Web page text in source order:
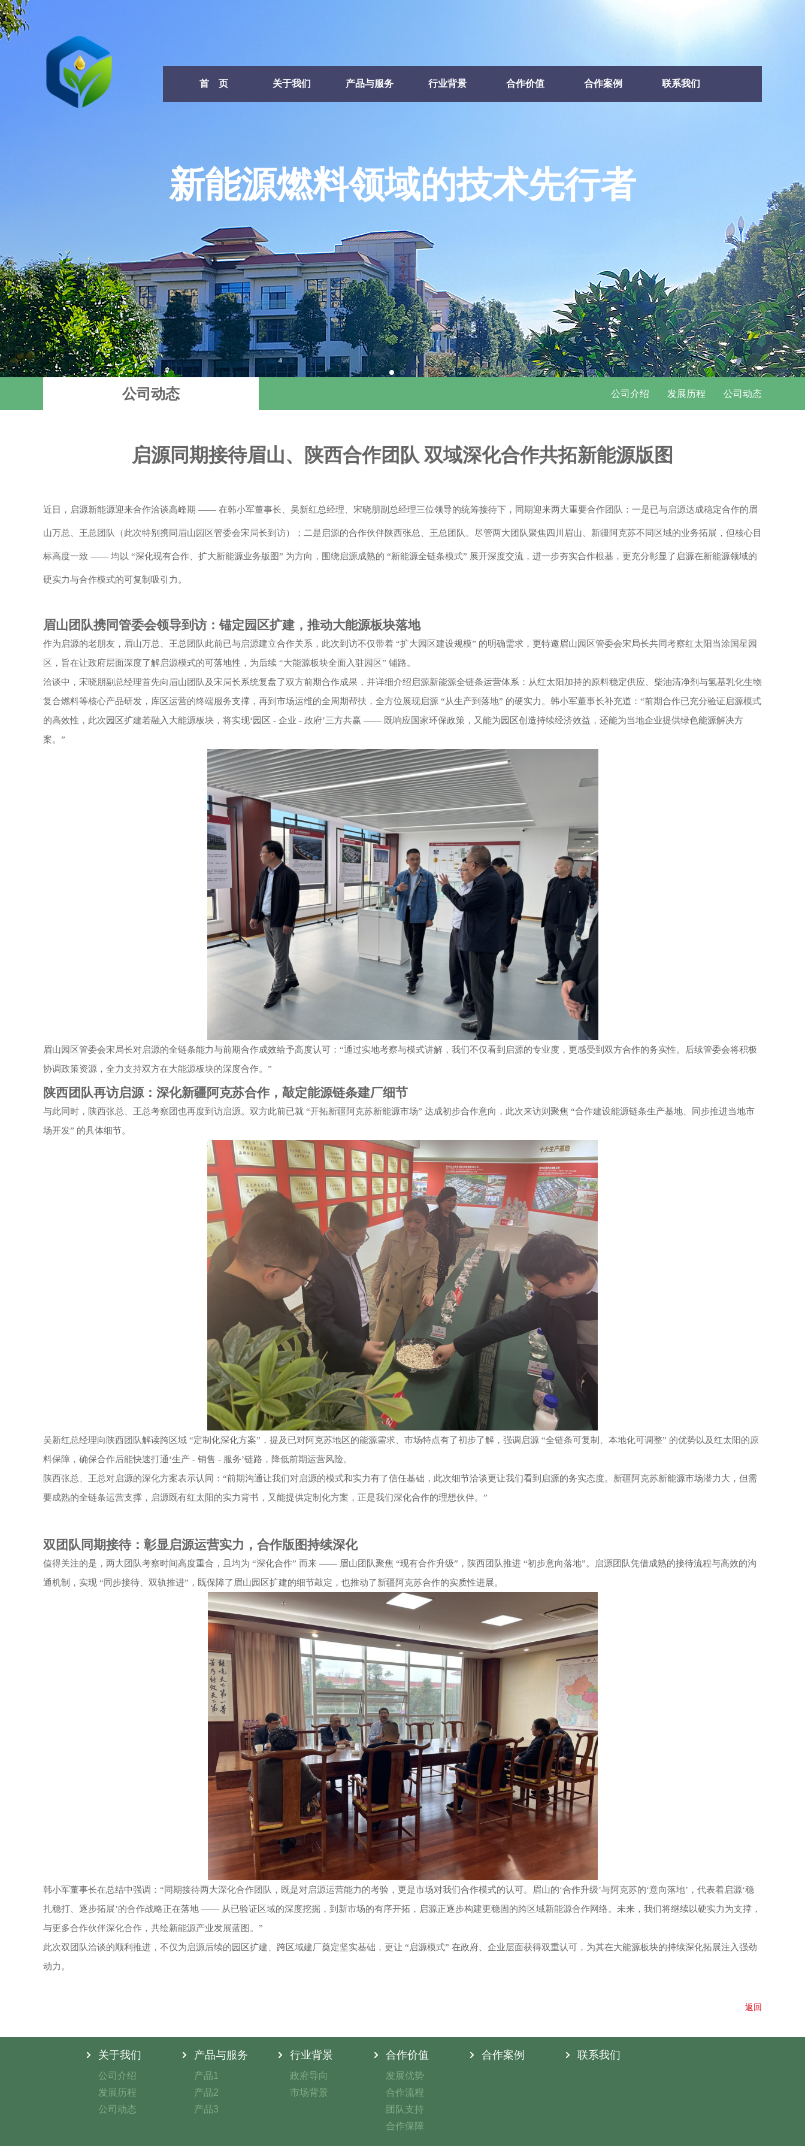
新能源燃料领域的技术先行者
首 页 关于我们 产品与服务 行业背景 合作价值 合作案例 联系我们
公司动态 公司动态
发展历程
公司介绍
启源同期接待眉山、陕西合作团队 双域深化合作共拓新能源版图
近日，启源新能源迎来合作洽谈高峰期 —— 在韩小军董事长、吴新红总经理、宋晓朋副总经理三位领导的统筹接待下，同期迎来两大重要合作团队：一是已与启源达成稳定合作的眉
山万总、王总团队（此次特别携同眉山园区管委会宋局长到访）；二是启源的合作伙伴陕西张总、王总 团队 。尽管两大团队聚焦四川眉山、新疆阿克苏不同区域的业务拓展，但核心目
标高度一致 —— 均以 “深化现有合作、扩大新能源业务版图” 为方向，围绕启源成熟的 “新能源全链条模式” 展开深度交流，进一步夯实合作根基，更充分彰显了启源在新能源领域的
硬实力与合作模式的可复制吸引力。
眉山团队携同管委会领导到访：锚定园区扩建，推动大能源板块落地
作为启源的老朋友，眉山万总、王总团队此前已与启源建立合作关系，此次到访不仅带着 “扩大园区建设规模” 的明确需求，更特邀眉山园区管委会宋局长共同考察红太阳当涂国星园
区 ，旨在让政府层面深度了解启源模式的可落地性，为后续 “大能源板块全面入驻园区” 铺路。
洽谈中，宋晓朋副 总经理首先向眉山团队及宋局长系统复盘了双方前期合作成果，并详细介绍启源新能源全链条运营体系：从红太阳加持的原料稳定供应、柴油清净剂与氢基乳化生物
复合燃料等核心产品研发，库区运营的终端服务支撑，再到市场运维的全周期帮扶，全方位展现启源 “从生产到落地” 的硬实力。韩小军董事长补充道： “前期合作已充分验证启源模式
的高效性，此次园区扩建若融入大能源板块，将实现‘园区 - 企业 - 政府’三方共赢 —— 既响应国家环保政策，又能为园区创造持续经济效益，还能为当地企业提供绿色能源解决方
案。”
眉山园区管委会宋局长对启源的全链条能力与前期合作成效给予高度认可： “通过实地考察与模式讲解，我们不仅看到启源的专业度，更感受到双方合作的务实性。
后续管委会将积极
协调政策资源，全力支持双方在大能源板块的深度合作。 ”
陕西团队再访启源：深化新疆阿克苏合作，敲定能源链条建厂细节
与此同时，陕西张总、王总考察团也再度到访启源。双方此前已就 “开拓新疆阿克苏新能源市场” 达成初步合作意向，此次来访则聚焦 “合作建设能源链条生产基地、同步推进当地市
场开发” 的具体细节。
吴新红总经理向陕西团队解读跨区域 “定制化深化方案”，提及已对阿克苏地区的能源需求、市场特点有了初步了解，强调启源 “全链条可复制、本地化可调整” 的优势以及红太阳的原
料保障，确保合作后能快速打通‘生产 - 销售 - 服务’链路，降低前期运营风险。
陕西张总、王总对启源的深化方案表示认同： “前期沟通让我们对启源的模式和实力有了信任基础，此次细节洽谈更让我们看到启源的务实态度。新疆阿克苏新能源市场潜力大，但需
要成熟的全链条运营支撑，启源既有红太阳的实力背书，又能提供定制化方案，正是我们深化合作的理想伙伴。”
双团队同期接待：彰显启源运营实力，合作版图持续深化
值得关注的是，两大团队考察时间高度重合，且均为 “深化合作” 而来 —— 眉山团队聚焦 “现有合作升级”，陕西团队推进 “初步意向落地”。启源团队凭借成熟的接待流程与高效的沟
通机制，实现 “同步接待、双轨推进”，既保障了眉山园区扩建的细节敲定，也推动了新疆阿克苏合作的实质性进展。
韩小军董事长在总结中强调： “同期接待两大深化合作团队，既是对启源运营能力的考验，更是市场对我们合作模式的认可。眉山的‘合作升级’与阿克苏的‘意向落地’，代表着启源‘稳
扎稳打、逐步拓展’的合作战略正在落地 —— 从已验证区域的深度挖掘，到新市场的有序开拓，启源正逐步构建更稳固的跨区域新能源合作网络。未来，我们将继续以硬实力为支撑，
与更多合作伙伴深化合作，共绘新能源产业发展蓝图。”
此次双团队洽谈的顺利推进，不仅为启源后续的园区扩建、跨区域建厂奠定坚实基础，更让 “启源模式” 在政府、企业层面获得双重认可，为其在大能源板块的持续深化拓展注入强劲
动力。
返回
关于我们
公司介绍
发展历程
公司动态
产品与服务
产品1
产品2
产品3
行业背景
政府导向
市场背景
合作价值
发展优势
合作流程
团队支持
合作保障
合作案例 联系我们